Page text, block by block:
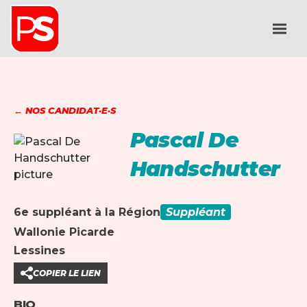
← NOS CANDIDAT·E·S
Pascal De
Handschutter
6e suppléant à la Région Suppléant
Wallonie Picarde
Lessines
COPIER LE LIEN
BIO